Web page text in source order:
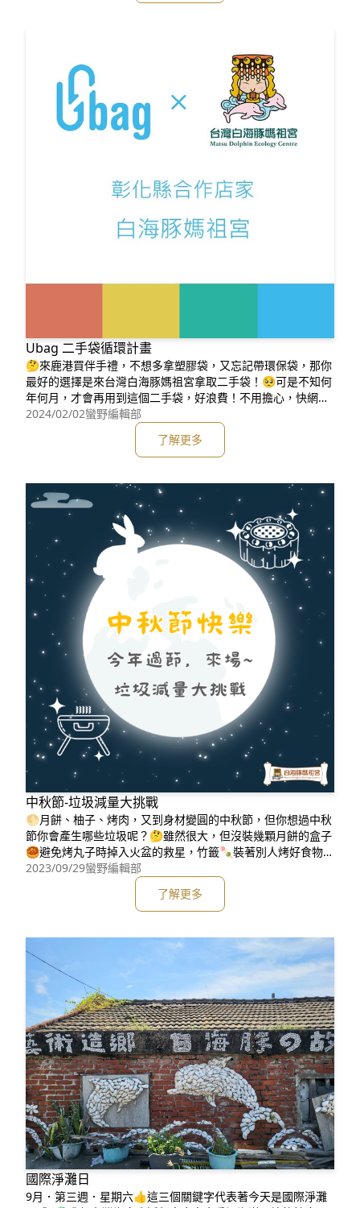
Ubag 二手袋循環計畫
🤔來鹿港買伴手禮，不想多拿塑膠袋，又忘記帶環保袋，那你
最好的選擇是來台灣白海豚媽祖宮拿取二手袋！🥺可是不知何
年何月，才會再用到這個二手袋，好浪費！不用擔心，快網路
搜尋Ubag 二手袋循環計畫 - Your bag, my bag 你可以找你
家附近有徵袋的店家，親自/寄送你不需要的二手袋，讓店家重
複使用♻️，減少使用新的袋子喔！⚠️但要注意店家徵的是什麼
種類的袋子如果你是店家，歡迎跟我們一
2024/02/02蠻野編輯部
了解更多
中秋節-垃圾減量大挑戰
🌕月餅、柚子、烤肉，又到身材變圓的中秋節，但你想過中秋
節你會產生哪些垃圾呢？🤔雖然很大，但沒裝幾顆月餅的盒子
🥮避免烤丸子時掉入火盆的救星，竹籤🍡裝著別人烤好食物的
免洗碗筷🥢🍽還有好多好多……要怎麼辦呢？那一起來「垃圾
減量大挑戰」🥳分享今年你中秋節，垃圾減量的方式🧐如果我
們能從源頭，減少垃圾產生就可以減少地球資源浪費，也降低
物品製造過程和使用後，對環境的污染我們只有一顆地
2023/09/29蠻野編輯部
了解更多
國際淨灘日
9月．第三週．星期六👍這三個關鍵字代表著今天是國際淨灘